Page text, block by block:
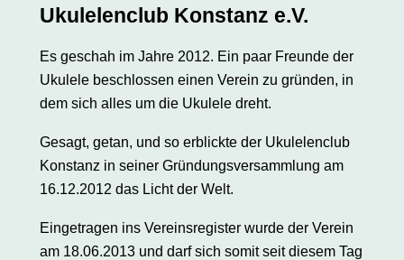
Ukulelenclub Konstanz e.V.
Es geschah im Jahre 2012. Ein paar Freunde der
Ukulele beschlossen einen Verein zu gründen, in
dem sich alles um die Ukulele dreht.
Gesagt, getan, und so erblickte der Ukulelenclub
Konstanz in seiner Gründungsversammlung am
16.12.2012 das Licht der Welt.
Eingetragen ins Vereinsregister wurde der Verein
am 18.06.2013 und darf sich somit seit diesem Tag